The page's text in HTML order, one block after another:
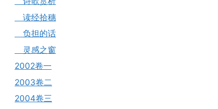
读经拾穗
负担的话
灵感之窗
2002卷一
2003卷二
2004卷三